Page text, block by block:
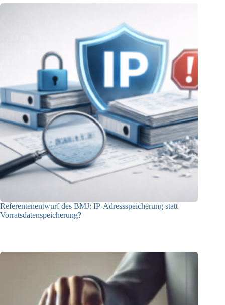
Referentenentwurf des BMJ: IP-Adressspeicherung statt
Vorratsdatenspeicherung?